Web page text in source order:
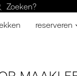
Zoeken?
reserveren